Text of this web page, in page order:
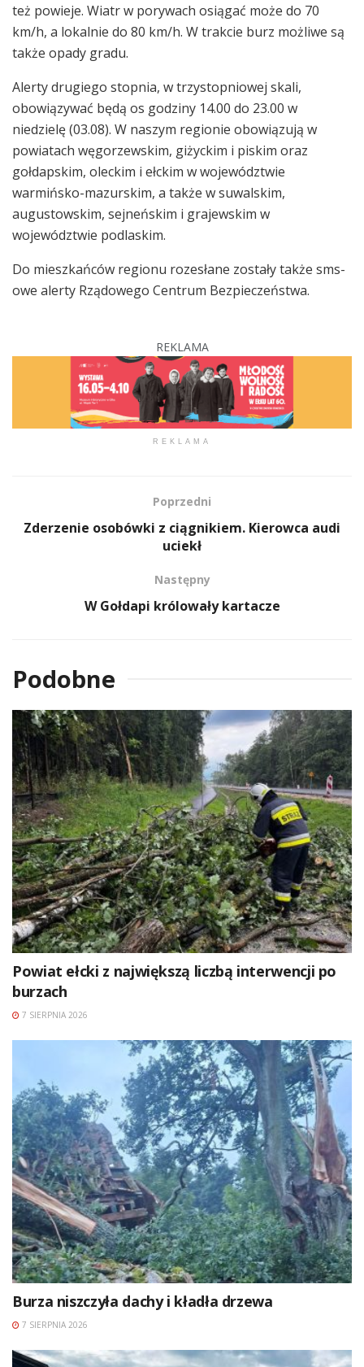
też powieje. Wiatr w porywach osiągać może do 70
km/h, a lokalnie do 80 km/h. W trakcie burz możliwe są
także opady gradu.
Alerty drugiego stopnia, w trzystopniowej skali,
obowiązywać będą os godziny 14.00 do 23.00 w
niedzielę (03.08). W naszym regionie obowiązują w
powiatach węgorzewskim, giżyckim i piskim oraz
gołdapskim, oleckim i ełckim w województwie
warmińsko-mazurskim, a także w suwalskim,
augustowskim, sejneńskim i grajewskim w
województwie podlaskim.
Do mieszkańców regionu rozesłane zostały także sms-
owe alerty Rządowego Centrum Bezpieczeństwa.
REKLAMA
REKLAMA
Poprzedni
Zderzenie osobówki z ciągnikiem. Kierowca audi
uciekł
Następny
W Gołdapi królowały kartacze
Podobne
Powiat ełcki z największą liczbą interwencji po
burzach
7 SIERPNIA 2026
Burza niszczyła dachy i kładła drzewa
7 SIERPNIA 2026